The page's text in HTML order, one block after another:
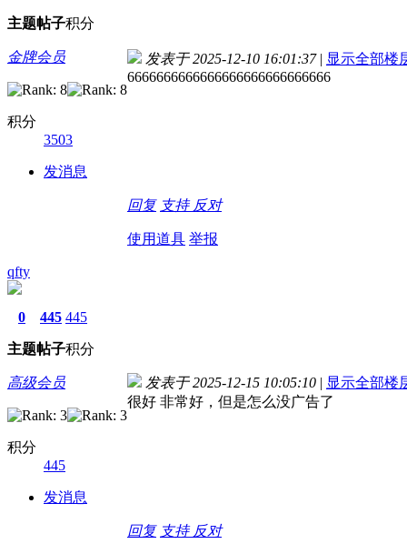
主题帖子积分
金牌会员
积分
3503
发消息
发表于 2025-12-10 16:01:37 | 显示全部楼
6666666666666666666666666666
回复 支持 反对
使用道具 举报
qfty
0
主题
445
帖子
445
积分
高级会员
积分
445
发消息
发表于 2025-12-15 10:05:10 | 显示全部楼
很好 非常好，但是怎么没广告了
回复 支持 反对